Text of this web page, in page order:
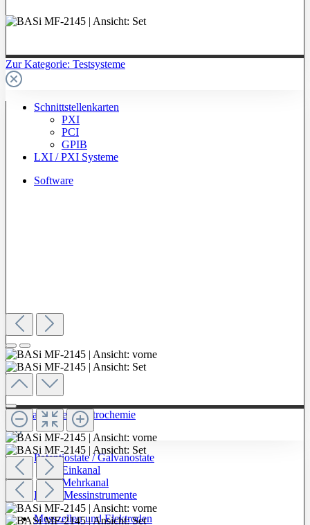
Zur Kategorie: Testsysteme
Schnittstellenkarten
PXI
PCI
GPIB
LXI / PXI Systeme
Software
Zur Kategorie: Elektrochemie
Potentiostate / Galvanostate
Einkanal
Mehrkanal
Labor-Messinstrumente
Messzellen und Elektroden